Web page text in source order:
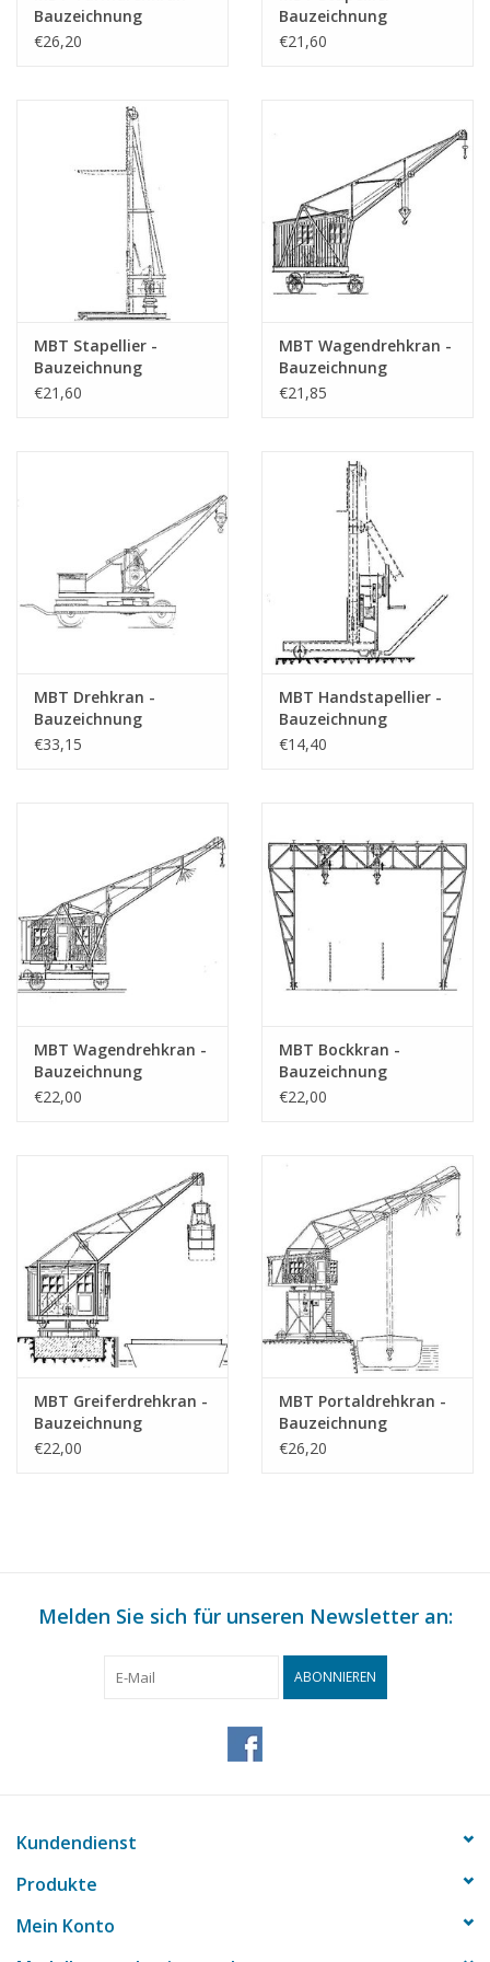
Anzahl A4-Textblätter
Besonderheiten
Bauzeichnung
Maßstab 1 : 50
€26,20
Bauzeichnung
Maßstab 1 : 20
€21,60
MBT Stapellier -
Bauzeichnung
Maßstab 1 : 20
€21,60
MBT Wagendrehkran -
Bauzeichnung
Maßstab 1 : 20
€21,85
MBT Drehkran -
Bauzeichnung
Maßstab 1 : 10
€33,15
MBT Handstapellier -
Bauzeichnung
Maßstab 1 : 20
€14,40
MBT Wagendrehkran -
Bauzeichnung
Maßstab 1 : 50
€22,00
MBT Bockkran -
Bauzeichnung
Maßstab 1 : 50
€22,00
MBT Greiferdrehkran -
Bauzeichnung
Maßstab 1 : 50
€22,00
MBT Portaldrehkran -
Bauzeichnung
Maßstab 1 : 50
€26,20
Melden Sie sich für unseren Newsletter an:
ABONNIEREN
Kundendienst
Produkte
Mein Konto